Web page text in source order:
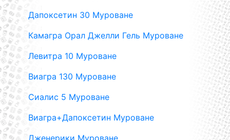
Дапоксетин 30 Муроване
Камагра Орал Джелли Гель Муроване
Левитра 10 Муроване
Виагра 130 Муроване
Сиалис 5 Муроване
Виагра+Дапоксетин Муроване
Дженерики Муроване